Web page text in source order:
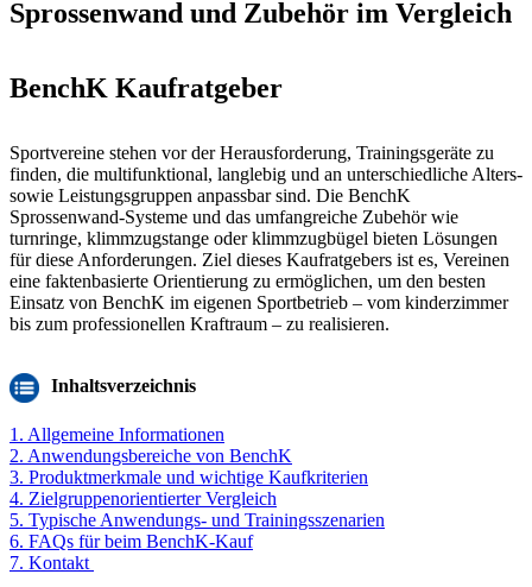
Sprossenwand und Zubehör im Vergleich
BenchK Kaufratgeber
Sportvereine stehen vor der Herausforderung, Trainingsgeräte zu
finden, die multifunktional, langlebig und an unterschiedliche Alters-
sowie Leistungsgruppen anpassbar sind. Die BenchK
Sprossenwand-Systeme und das umfangreiche Zubehör wie
turnringe, klimmzugstange oder klimmzugbügel bieten Lösungen
für diese Anforderungen. Ziel dieses Kaufratgebers ist es, Vereinen
eine faktenbasierte Orientierung zu ermöglichen, um den besten
Einsatz von BenchK im eigenen Sportbetrieb – vom kinderzimmer
bis zum professionellen Kraftraum – zu realisieren.
Inhaltsverzeichnis
1. Allgemeine Informationen
2. Anwendungsbereiche von BenchK
3. Produktmerkmale und wichtige Kaufkriterien
4. Zielgruppenorientierter Vergleich
5. Typische Anwendungs- und Trainingsszenarien
6. FAQs für beim BenchK-Kauf
7. Kontakt